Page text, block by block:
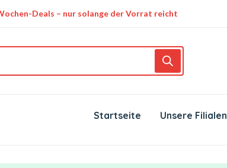
Deals – nur solange der Vorrat reicht
Startseite Unsere Filialen